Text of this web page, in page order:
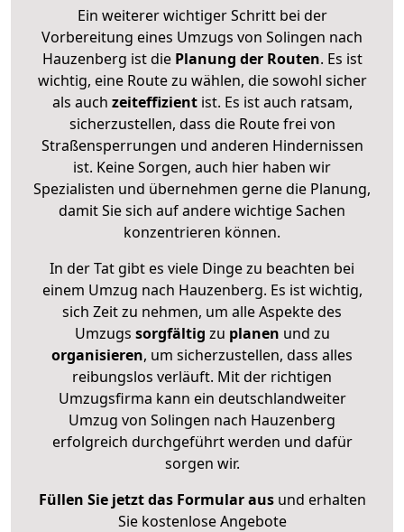
Ein weiterer wichtiger Schritt bei der
Vorbereitung eines Umzugs von Solingen nach
Hauzenberg ist diePlanung der Routen. Es ist
wichtig, eine Route zu wählen, die sowohl sicher
als auch zeiteffizientist. Es ist auch ratsam,
sicherzustellen, dass die Route frei von
Straßensperrungen und anderen Hindernissen
ist. Keine Sorgen, auch hier haben wir
Spezialisten und übernehmen gerne die Planung,
damit Sie sich auf andere wichtige Sachen
konzentrieren können.
In der Tat gibt es viele Dinge zu beachten bei
einem Umzug nach Hauzenberg. Es ist wichtig,
sich Zeit zu nehmen, um alle Aspekte des
Umzugs sorgfältig zu planen und zu
organisieren, um sicherzustellen, dass alles
reibungslos verläuft. Mit der richtigen
Umzugsfirma kann ein deutschlandweiter
Umzug von Solingen nach Hauzenberg
erfolgreich durchgeführt werden und dafür
sorgen wir.
Füllen Sie jetzt das Formular ausund erhalten
Sie kostenlose Angebote